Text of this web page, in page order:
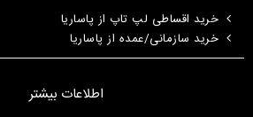
خرید اقساطی لپ تاپ از پاساریا
خرید سازمانی/عمده از پاساریا
اطلاعات بیشتر